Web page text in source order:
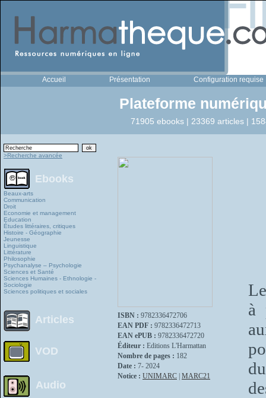
Accueil Présentation Configuration requise
Plateforme
71905 ebooks | 23369 articles |
>Recherche avancée
Ebooks
Beaux-arts
Communication
Droit
Economie et management
Education
Études littéraires, critiques
Histoire - Géographie
Jeunesse
Linguistique
Littérature
Philosophie
Psychanalyse – Psychologie
Sciences et Santé
Sciences Humaines - Ethnologie -
Sociologie
Sciences politiques et sociales
Articles
VOD
Audio
ISBN : 9782336472706
EAN PDF : 9782336472713
EAN ePUB : 9782336472720
Éditeur : Editions L'Harmattan
Nombre de pages : 182
Date : 7- 2024
Notice : UNIMARC MARC21
à